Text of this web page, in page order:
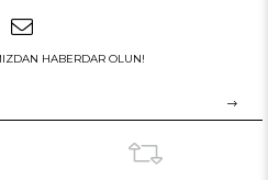
HABERDAR OLUN!